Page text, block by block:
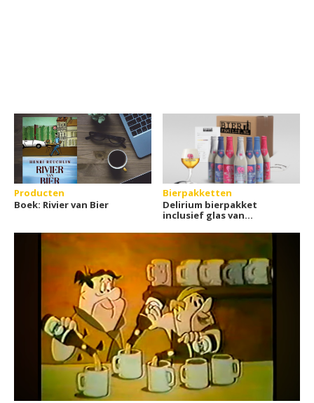
Producten
Boek: Rivier van Bier
Bierpakketten
Delirium bierpakket
inclusief glas van